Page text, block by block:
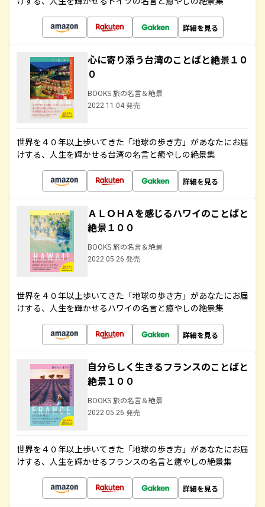
詳細を見る
心に寄り添う台湾のことばと絶景１０
０
BOOKS 旅の名言＆絶景
2022.11.04 発売
世界を４０年以上歩いてきた「地球の歩き方」があなたにお届
けする、人生を輝かせる台湾の名言と癒やしの絶景集
詳細を見る
ＡＬＯＨＡを感じるハワイのことばと
絶景１００
BOOKS 旅の名言＆絶景
2022.05.26 発売
世界を４０年以上歩いてきた「地球の歩き方」があなたにお届
けする、人生を輝かせるハワイの名言と癒やしの絶景集
詳細を見る
自分らしく生きるフランスのことばと
絶景１００
BOOKS 旅の名言＆絶景
2022.05.26 発売
世界を４０年以上歩いてきた「地球の歩き方」があなたにお届
けする、人生を輝かせるフランスの名言と癒やしの絶景集
詳細を見る